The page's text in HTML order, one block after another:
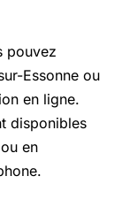
pouvez
Essonne ou
en ligne.
disponibles
en